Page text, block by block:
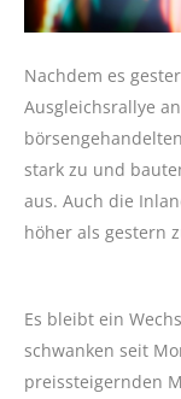
Nachdem es
Ausgleichsrallye
stark zu und
aus. Auch die
höher als gestern
Es bleibt ein
schwanken seit
preissteigernden